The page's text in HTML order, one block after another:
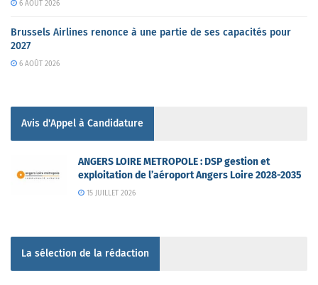
6 AOÛT 2026
Brussels Airlines renonce à une partie de ses capacités pour
2027
6 AOÛT 2026
Avis d'Appel à Candidature
ANGERS LOIRE METROPOLE : DSP gestion et
exploitation de l’aéroport Angers Loire 2028-2035
15 JUILLET 2026
La sélection de la rédaction